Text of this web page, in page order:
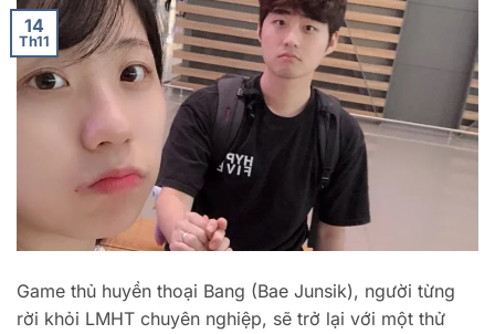
14
Th11
Game thủ huyền thoại Bang (Bae Junsik), người từng
rời khỏi LMHT chuyên nghiệp, sẽ trở lại với một thử